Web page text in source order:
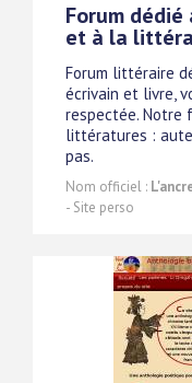
Forum
et à la
Forum littéraire
écrivain et livre,
respectée. Notre
littératures :
pas.
Nom officiel :
- Site perso